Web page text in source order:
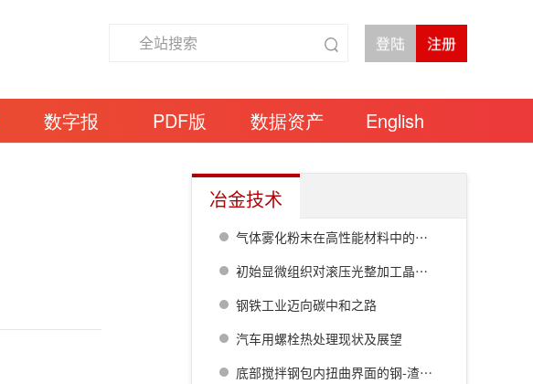
数字报 PDF版 数据资产 English
冶金技术
气体雾化粉末在高性能材料中的应用
初始显微组织对滚压光整加工晶粒细化的影响
钢铁工业迈向碳中和之路
汽车用螺栓热处理现状及展望
底部搅拌钢包内扭曲界面的钢-渣传质多相模拟研究